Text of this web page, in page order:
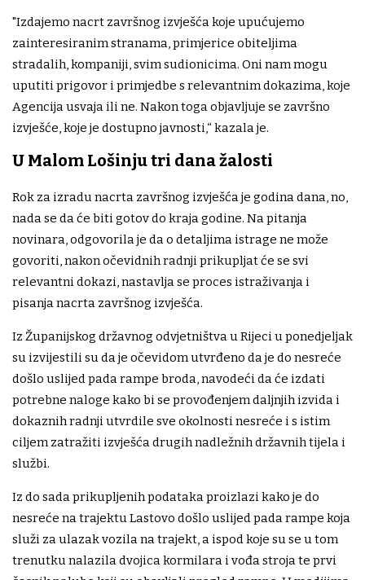
"Izdajemo nacrt završnog izvješća koje upućujemo
zainteresiranim stranama, primjerice obiteljima
stradalih, kompaniji, svim sudionicima. Oni nam mogu
uputiti prigovor i primjedbe s relevantnim dokazima, koje
Agencija usvaja ili ne. Nakon toga objavljuje se završno
izvješće, koje je dostupno javnosti,“ kazala je.
U Malom Lošinju tri dana žalosti
Rok za izradu nacrta završnog izvješća je godina dana, no,
nada se da će biti gotov do kraja godine. Na pitanja
novinara, odgovorila je da o detaljima istrage ne može
govoriti, nakon očevidnih radnji prikupljat će se svi
relevantni dokazi, nastavlja se proces istraživanja i
pisanja nacrta završnog izvješća.
Iz Županijskog državnog odvjetništva u Rijeci u ponedjeljak
su izvijestili su da je očevidom utvrđeno da je do nesreće
došlo uslijed pada rampe broda, navodeći da će izdati
potrebne naloge kako bi se provođenjem daljnjih izvida i
dokaznih radnji utvrdile sve okolnosti nesreće i s istim
ciljem zatražiti izvješća drugih nadležnih državnih tijela i
službi.
Iz do sada prikupljenih podataka proizlazi kako je do
nesreće na trajektu Lastovo došlo uslijed pada rampe koja
služi za ulazak vozila na trajekt, a ispod koje su se u tom
trenutku nalazila dvojica kormilara i vođa stroja te prvi